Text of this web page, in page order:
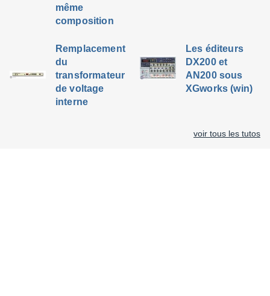
même
composition
Remplacement
du
transformateur
de voltage
interne
Les éditeurs
DX200 et
AN200 sous
XGworks (win)
voir tous les tutos